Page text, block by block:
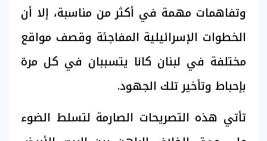
وتفاهمات مهمة في أكثر من مناسبة، إلا أن
الخطوات الإسرائيلية المفاجئة وقصف مواقع
مختلفة في لبنان كانا يتسببان في كل مرة
بإحباط وتأخير تلك الجهود.
تأتي هذه التصريحات الصارمة لتسلط الضوء